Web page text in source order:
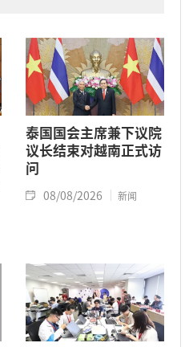
泰国国会主席兼下议院
议长结束对越南正式访
问
08/08/2026 新闻